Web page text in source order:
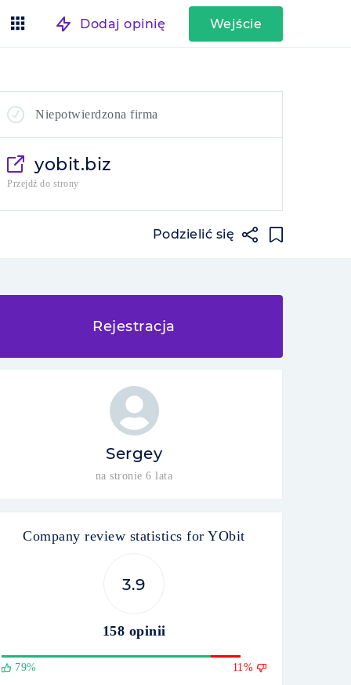
Dodaj opinię Wejście
Niepotwierdzona firma
yobit.biz
Przejdź do strony
Podzielić się
Rejestracja
Sergey
na stronie 6 lata
Company review statistics for YObit
3.9
158 opinii
79% 11%